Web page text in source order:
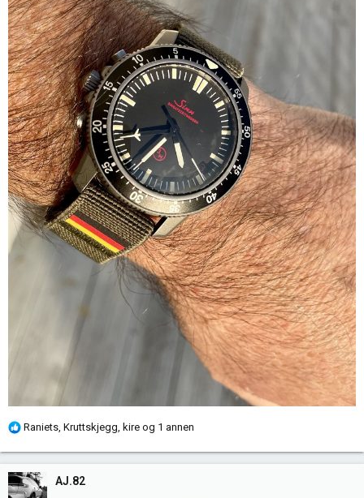
R
k
s
Raniets Kruttskjegg kire og 1 annen
AJ.82